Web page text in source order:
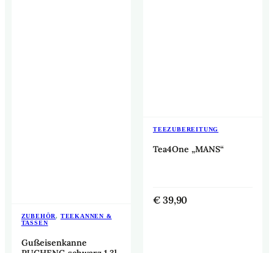
ZUBEHÖR, TEEKANNEN &
TASSEN
Gußeisenkanne
TEEZUBEREITUNG
Tea4One „MANS“
€ 39,90